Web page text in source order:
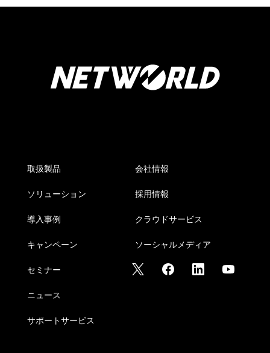
取扱製品
ソリューション
導入事例
キャンペーン
セミナー
ニュース
サポートサービス
会社情報
採用情報
クラウドサービス
ソーシャルメディア